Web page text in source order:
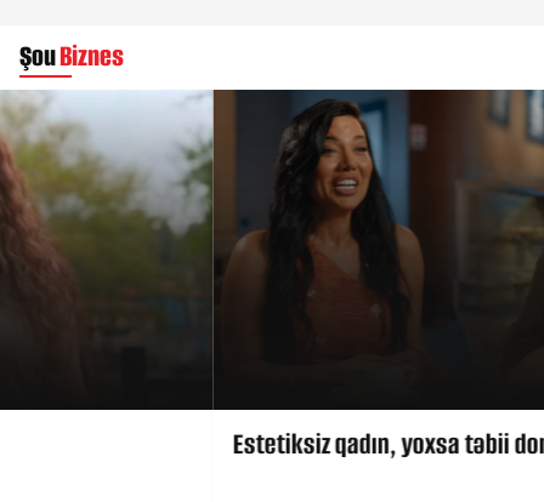
ŞouBiznes
Estetiksiz qadın, yoxsa təbii dondurma?